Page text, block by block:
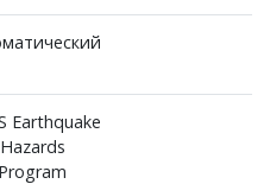
Earthquake
Hazards
Program